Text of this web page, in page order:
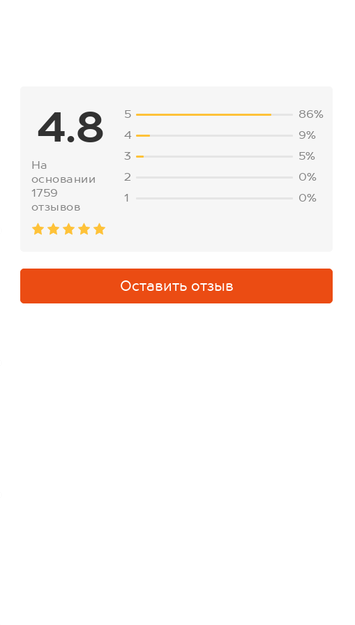
4.8
На
основании
1759
отзывов
5
86%
4
9%
3
5%
2
0%
1
0%
Оставить отзыв